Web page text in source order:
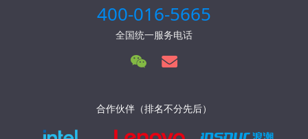
400-016-5665
全国统一服务电话
合作伙伴（排名不分先后）